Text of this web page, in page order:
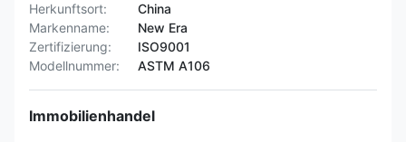
Herkunftsort:
China
Markenname:
New Era
Zertifizierung:
ISO9001
Modellnummer:
ASTM A106
Immobilienhandel